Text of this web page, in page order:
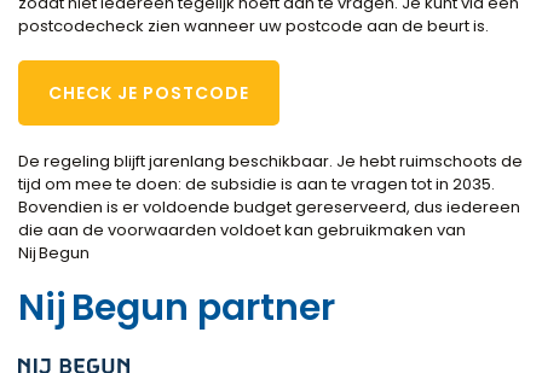
postcodecheck zien wanneer uw postcode aan de beurt is.
CHECK JE POSTCODE
De regeling blijft jarenlang beschikbaar. Je hebt ruimschoots de
tijd om mee te doen: de subsidie is aan te vragen tot in 2035.
Bovendien is er voldoende budget gereserveerd, dus iedereen
die aan de voorwaarden voldoet kan gebruikmaken van
Nij Begun
Nij Begun partner